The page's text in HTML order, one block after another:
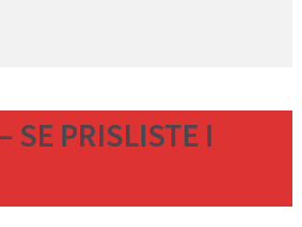
SE PRISLISTE I